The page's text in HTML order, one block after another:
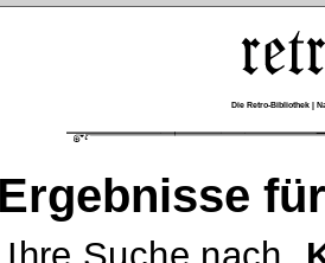
Die Retro-Bibliothek |
Ergebnisse